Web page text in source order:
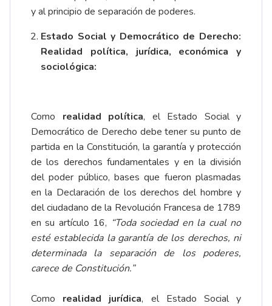
y al principio de separación de poderes.
Estado Social y Democrático de Derecho:
Realidad política, jurídica, económica y
sociológica:
Como realidad política, el Estado Social y
Democrático de Derecho debe tener su punto de
partida en la Constitución, la garantía y protección
de los derechos fundamentales y en la división
del poder público, bases que fueron plasmadas
en la Declaración de los derechos del hombre y
del ciudadano de la Revolución Francesa de 1789
en su artículo 16, “Toda sociedad en la cual no
esté establecida la garantía de los derechos, ni
determinada la separación de los poderes,
carece de Constitución.”
Como realidad jurídica, el Estado Social y